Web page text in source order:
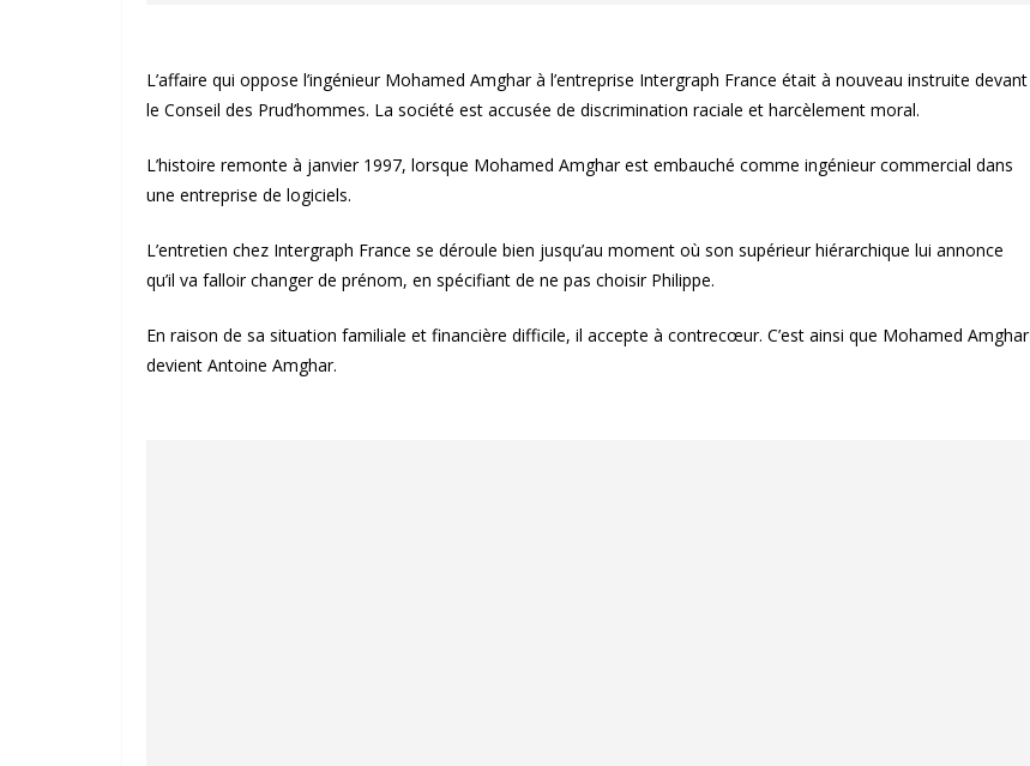
L’affaire qui oppose l’ingénieur Mohamed Amghar à l’entreprise Intergraph France était à nouveau instruite devant
le Conseil des Prud’hommes. La société est accusée de discrimination raciale et harcèlement moral.
L’histoire remonte à janvier 1997, lorsque Mohamed Amghar est embauché comme ingénieur commercial dans
une entreprise de logiciels.
L’entretien chez Intergraph France se déroule bien jusqu’au moment où son supérieur hiérarchique lui annonce
qu’il va falloir changer de prénom, en spécifiant de ne pas choisir Philippe.
En raison de sa situation familiale et financière difficile, il accepte à contrecœur. C’est ainsi que Mohamed Amghar
devient Antoine Amghar.